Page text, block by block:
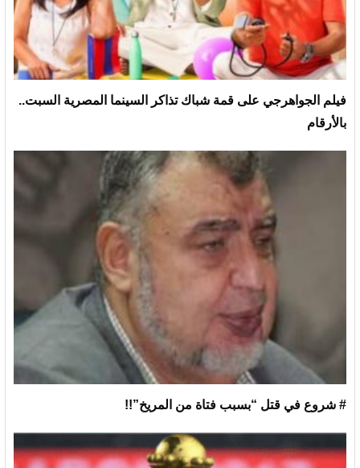
فيلم الجواهرجي على قمة شباك تذاكر السينما المصرية السبت..
بالأرقام
# شروع في قتل “بسبب فتاة من المريخ”!!